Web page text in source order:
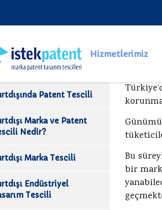
Hizmetlerimiz
Patent Tescili
Marka ve Patent
Nedir?
Marka Tescili
Endüstriyel
Tescili
Bu
bir